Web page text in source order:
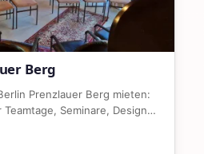
Berg
Prenzlauer Berg mieten:
Seminare, Design